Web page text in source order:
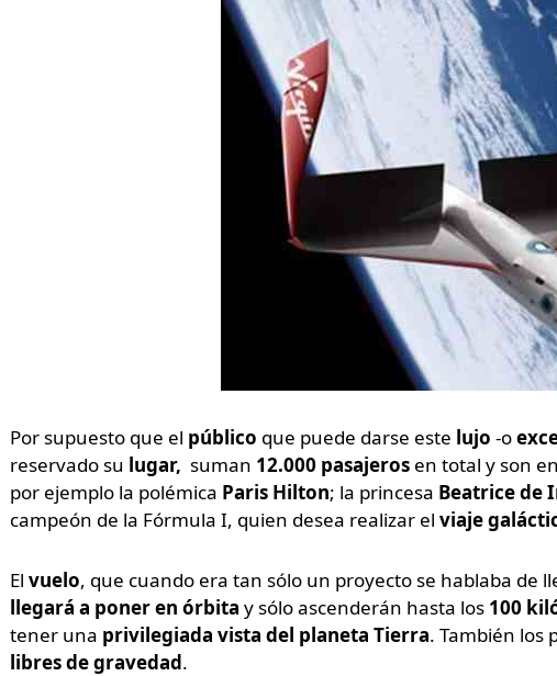
Por supuesto que el público que puede darse este lujo -o
reservado su lugar, suman 12.000 pasajerosen total y son
por ejemplo la polémica Paris Hilton; la princesa Beatrice de
campeón de la Fórmula I, quien desea realizar el viaje
El vuelo, que cuando era tan sólo un proyecto se hablaba de
llegará a poner en órbita y sólo ascenderán hasta los 100
tener una privilegiada vista del planeta Tierra. También los
libres de gravedad.